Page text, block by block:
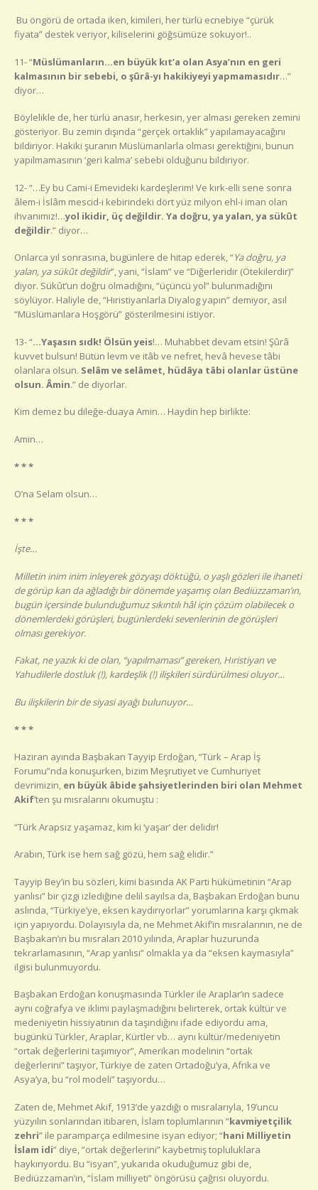
Bu öngörü de ortada iken, kimileri, her türlü ecnebiye “çürük
fiyata” destek veriyor, kiliselerini göğsümüze sokuyor!..
11- “Müslümanların…en büyük kıt’a olan Asya’nın en geri
kalmasının bir sebebi, o şûrâ-yı hakikiyeyi yapmamasıdır…”
diyor…
Böylelikle de, her türlü anasır, herkesin, yer alması gereken zemini
gösteriyor. Bu zemin dışında “gerçek ortaklık” yapılamayacağını
bildiriyor. Hakiki şuranın Müslümanlarla olması gerektiğini, bunun
yapılmamasının ‘geri kalma’ sebebi olduğunu bildiriyor.
12- “…Ey bu Cami-i Emevideki kardeşlerim! Ve kırk-elli sene sonra
âlem-i İslâm mescid-i kebirindeki dört yüz milyon ehl-i iman olan
ihvanımız!…yol ikidir, üç değildir. Ya doğru, ya yalan, ya sükût
değildir.” diyor…
Onlarca yıl sonrasına, bugünlere de hitap ederek, “Ya doğru, ya
yalan, ya sükût değildir”, yani, “İslam” ve “Diğerleridir (Ötekilerdir)”
diyor. Sükût’un doğru olmadığını, “üçüncü yol” bulunmadığını
söylüyor. Haliyle de, “Hıristiyanlarla Diyalog yapın” demiyor, asıl
“Müslümanlara Hoşgörü” gösterilmesini istiyor.
13- “…Yaşasın sıdk! Ölsün yeis!… Muhabbet devam etsin! Şûrâ
kuvvet bulsun! Bütün levm ve itâb ve nefret, hevâ hevese tâbi
olanlara olsun. Selâm ve selâmet, hüdâya tâbi olanlar üstüne
olsun. Âmin.” de diyorlar.
Kim demez bu dileğe-duaya Amin… Haydin hep birlikte:
Amin…
* * *
O’na Selam olsun…
* * *
İşte…
Milletin inim inim inleyerek gözyaşı döktüğü, o yaşlı gözleri ile ihaneti
de görüp kan da ağladığı bir dönemde yaşamış olan Bediüzzaman’ın,
bugün içersinde bulunduğumuz sıkıntılı hâl için çözüm olabilecek o
dönemlerdeki görüşleri, bugünlerdeki sevenlerinin de görüşleri
olması gerekiyor.
Fakat, ne yazık ki de olan, “yapılmaması” gereken, Hıristiyan ve
Yahudilerle dostluk (!), kardeşlik (!) ilişkileri sürdürülmesi oluyor…
Bu ilişkilerin bir de siyasi ayağı bulunuyor…
* * *
Haziran ayında Başbakan Tayyip Erdoğan, “Türk – Arap İş
Forumu”nda konuşurken, bizim Meşrutiyet ve Cumhuriyet
devrimizin, en büyük âbide şahsiyetlerinden biri olan Mehmet
Akif’ten şu mısralarını okumuştu :
“Türk Arapsız yaşamaz, kim ki ‘yaşar’ der delidir!
Arabın, Türk ise hem sağ gözü, hem sağ elidir.”
Tayyip Bey’in bu sözleri, kimi basında AK Parti hükümetinin “Arap
yanlısı” bir çizgi izlediğine delil sayılsa da, Başbakan Erdoğan bunu
aslında, “Türkiye’ye, eksen kaydırıyorlar” yorumlarına karşı çıkmak
için yapıyordu. Dolayısıyla da, ne Mehmet Akif’in mısralarının, ne de
Başbakan’ın bu mısraları 2010 yılında, Araplar huzurunda
tekrarlamasının, “Arap yanlısı” olmakla ya da “eksen kaymasıyla”
ilgisi bulunmuyordu.
Başbakan Erdoğan konuşmasında Türkler ile Araplar’ın sadece
aynı coğrafya ve iklimi paylaşmadığını belirterek, ortak kültür ve
medeniyetin hissiyatının da taşındığını ifade ediyordu ama,
bugünkü Türkler, Araplar, Kürtler vb… aynı kültür/medeniyetin
“ortak değerlerini taşımıyor”, Amerikan modelinin “ortak
değerlerini” taşıyor, Türkiye de zaten Ortadoğu’ya, Afrika ve
Asya’ya, bu “rol modeli” taşıyordu…
Zaten de, Mehmet Akif, 1913’de yazdığı o mısralarıyla, 19’uncu
yüzyılın sonlarından itibaren, İslam toplumlarının “kavmiyetçilik
zehri” ile paramparça edilmesine isyan ediyor; “hani Milliyetin
İslam idi” diye, “ortak değerlerini” kaybetmiş topluluklara
haykırıyordu. Bu “isyan”, yukarıda okuduğumuz gibi de,
Bediüzzaman’ın, “İslam milliyeti” öngörüsü çağrısı oluyordu.